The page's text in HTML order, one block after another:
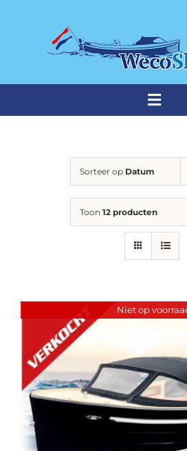
Toggle
THUISHAVEN
Weco sloepen
Stalling & onderhoud
Sloep huren
Afspraak maken
Sorteer op Datum
Toon 12 producten
Niet op